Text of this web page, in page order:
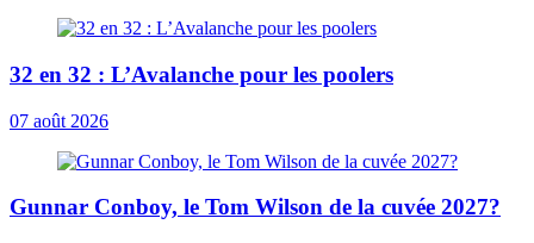
32 en 32 : L’Avalanche pour les poolers
07 août 2026
Gunnar Conboy, le Tom Wilson de la cuvée 2027?